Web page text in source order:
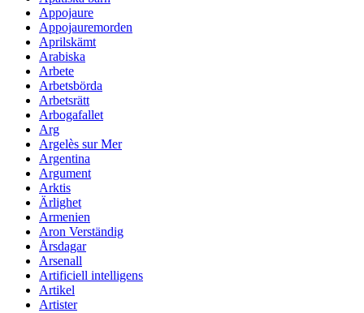
Appojaure
Appojauremorden
Aprilskämt
Arabiska
Arbete
Arbetsbörda
Arbetsrätt
Arbogafallet
Arg
Argelès sur Mer
Argentina
Argument
Arktis
Ärlighet
Armenien
Aron Verständig
Årsdagar
Arsenall
Artificiell intelligens
Artikel
Artister